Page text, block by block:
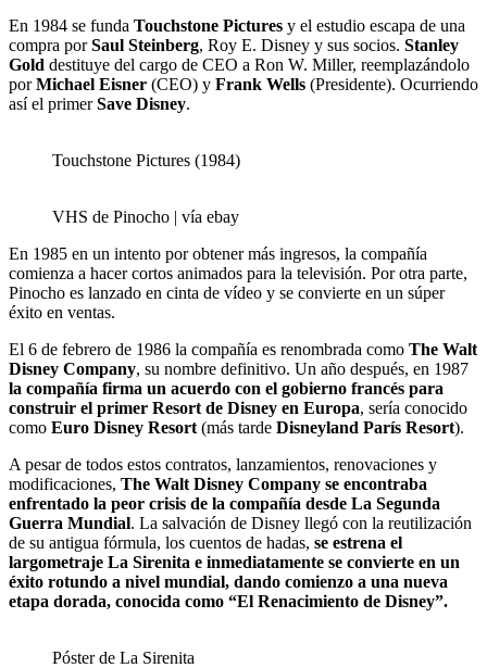
En 1984 se funda Touchstone Pictures y el estudio escapa de una
compra porSaul Steinberg, Roy E. Disney y sus socios. Stanley
Gold destituye del cargo de CEO a Ron W. Miller, reemplazándolo
porMichael Eisner (CEO) y Frank Wells (Presidente). Ocurriendo
así el primerSave Disney.
Touchstone Pictures (1984)
VHS de Pinocho | vía ebay
En 1985 en un intento por obtener más ingresos, la compañía
comienza a hacer cortos animados para la televisión. Por otra parte,
Pinocho es lanzado en cinta de vídeo y se convierte en un súper
éxito en ventas.
El 6 de febrero de 1986 la compañía es renombrada como The Walt
Disney Company, su nombre definitivo. Un año después, en 1987
la compañía firma un acuerdo con el gobierno francés para
construir el primer Resort de Disney en Europa, sería conocido
como Euro Disney Resort (más tarde Disneyland París Resort).
A pesar de todos estos contratos, lanzamientos, renovaciones y
modificaciones, The Walt Disney Company se encontraba
enfrentado la peor crisis de la compañía desde La Segunda
Guerra Mundial. La salvación de Disney llegó con la reutilización
de su antigua fórmula, los cuentos de hadas, se estrena el
largometraje La Sirenita e inmediatamente se convierte en un
éxito rotundo a nivel mundial, dando comienzo a una nueva
etapa dorada, conocida como “El Renacimiento de Disney”.
Póster de La Sirenita